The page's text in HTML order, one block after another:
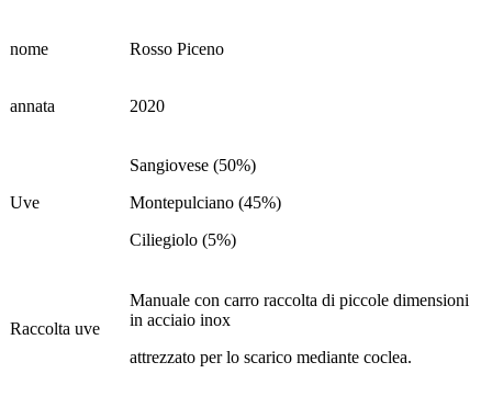
nome Rosso Piceno
annata 2020
Uve
Sangiovese (50%)
Montepulciano (45%)
Ciliegiolo (5%)
Raccolta uve
Manuale con carro raccolta di piccole dimensioni
in acciaio inox
attrezzato per lo scarico mediante coclea.